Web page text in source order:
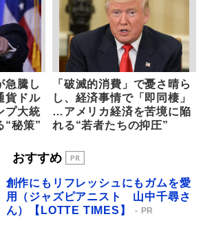
急騰し
貨ドル
プ大統
“秘策”
「破滅的消費」で憂さ晴ら
し、経済事情で「即同棲」
…アメリカ経済を苦境に陥
れる“若者たちの抑圧”
おすすめ
創作にもリフレッシュにもガムを愛
用（ジャズピアニスト 山中千尋さ
ん）【LOTTE TIMES】
PR